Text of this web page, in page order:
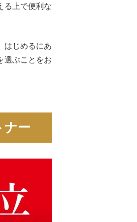
る上で便利な
はじめるにあ
選ぶことをお
ナー